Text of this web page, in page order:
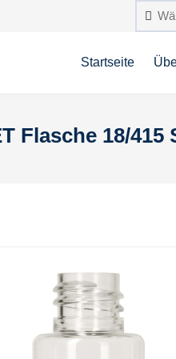
Startseite
Flasche 18/